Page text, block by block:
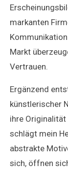
markanten
Markt
Vertrauen.
Ergänzend
künstlerischer
ihre Originalität
schlägt mein
abstrakte
sich, öffnen